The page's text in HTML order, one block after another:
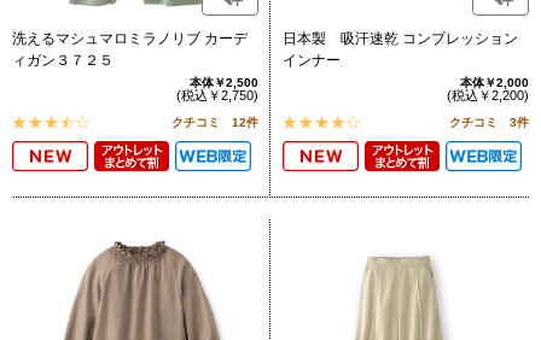
洗えるマシュマロミラノリブ カーデ
ィガン３７２５
本体￥2,500
(税込￥2,750)
クチコミ 12件
日本製 吸汗速乾 コンプレッション
インナー
本体￥2,000
(税込￥2,200)
クチコミ 3件